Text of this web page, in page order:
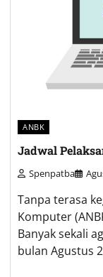
ANBK
Jadwal
Spenpatba
Tanpa terasa
Komputer
Banyak sekali
bulan Agustus